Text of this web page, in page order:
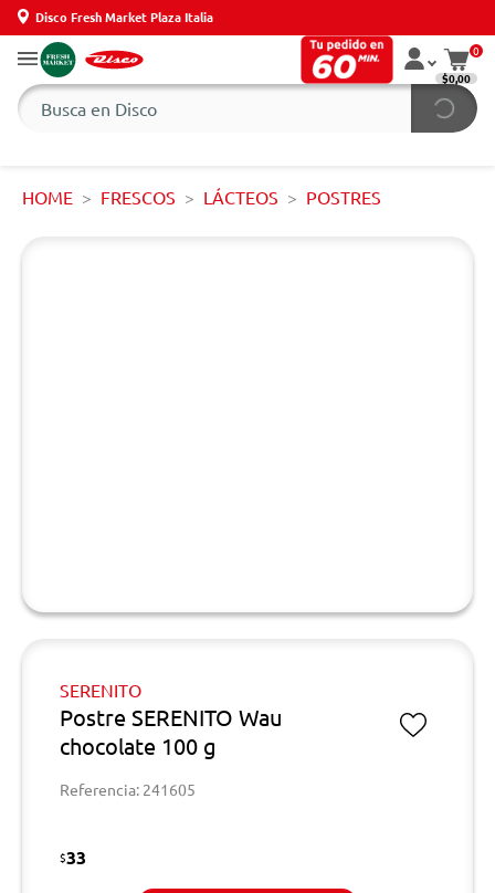
Disco Fresh Market Plaza Italia
0
$0,00
HOME FRESCOS LÁCTEOS POSTRES
SERENITO
Postre SERENITO Wau
chocolate 100 g
Referencia: 241605
$33